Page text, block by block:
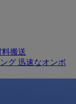
搬送
グ 迅速なオンボ